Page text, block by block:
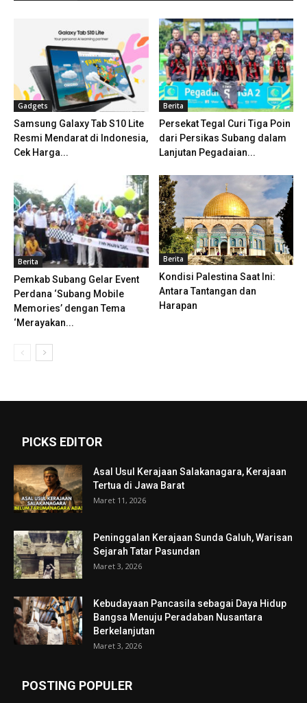
Gadgets
Samsung Galaxy Tab S10 Lite
Resmi Mendarat di Indonesia,
Cek Harga...
Berita
Persekat Tegal Curi Tiga Poin
dari Persikas Subang dalam
Lanjutan Pegadaian...
Berita
Pemkab Subang Gelar Event
Perdana ‘Subang Mobile
Memories’ dengan Tema
‘Merayakan...
Berita
Kondisi Palestina Saat Ini:
Antara Tantangan dan
Harapan
PICKS EDITOR
Asal Usul Kerajaan Salakanagara, Kerajaan
Tertua di Jawa Barat
Maret 11, 2026
Peninggalan Kerajaan Sunda Galuh, Warisan
Sejarah Tatar Pasundan
Maret 3, 2026
Kebudayaan Pancasila sebagai Daya Hidup
Bangsa Menuju Peradaban Nusantara
Berkelanjutan
Maret 3, 2026
POSTING POPULER